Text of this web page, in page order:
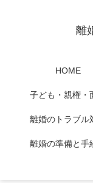
離
HOME
子ども・親権・
離婚のトラブル
離婚の準備と手